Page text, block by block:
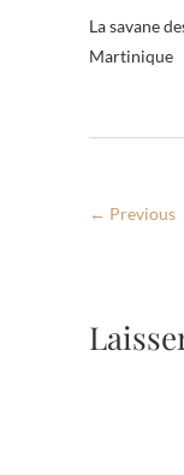
La savane
Martinique
← Previous